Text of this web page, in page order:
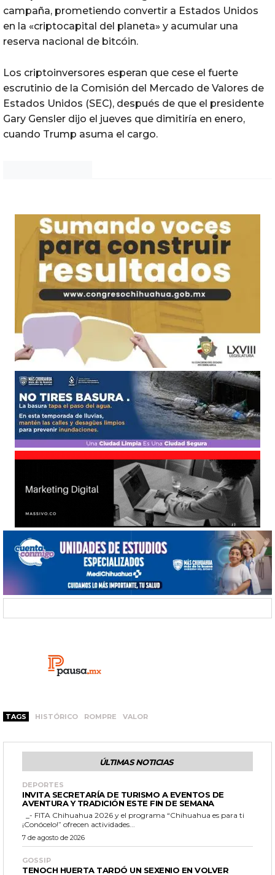
campaña, prometiendo convertir a Estados Unidos
en la «criptocapital del planeta» y acumular una
reserva nacional de bitcóin.
Los criptoinversores esperan que cese el fuerte
escrutinio de la Comisión del Mercado de Valores de
Estados Unidos (SEC), después de que el presidente
Gary Gensler dijo el jueves que dimitiría en enero,
cuando Trump asuma el cargo.
TAGS HISTÓRICO ROMPRE VALOR
ÚLTIMAS NOTICIAS
DEPORTES
INVITA SECRETARÍA DE TURISMO A EVENTOS DE
AVENTURA Y TRADICIÓN ESTE FIN DE SEMANA
¡Conócelo!” ofrecen actividades...
7 de agosto de 2026
GOSSIP
TENOCH HUERTA TARDÓ UN SEXENIO EN VOLVER